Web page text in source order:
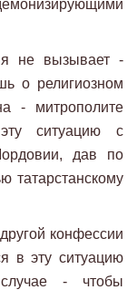
не вызывает -
о религиозном
- митрополите
ситуацию с
дав по
татарстанскому
конфессии
в эту ситуацию
- чтобы